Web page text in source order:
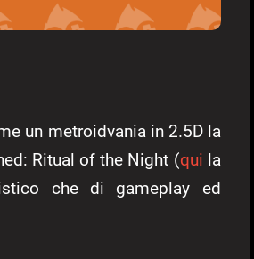
un metroidvania in 2.5D la
Ritual of the Night (qui la
che di gameplay ed